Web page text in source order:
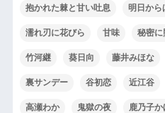
抱かれた棘と甘い吐息 明日から
濡れ刃に花びら 甘味 秘密に
竹河継 葵日向 藤井みほな
裏サンデー 谷初恋 近江谷
高瀬わか 鬼獄の夜 鹿乃子か